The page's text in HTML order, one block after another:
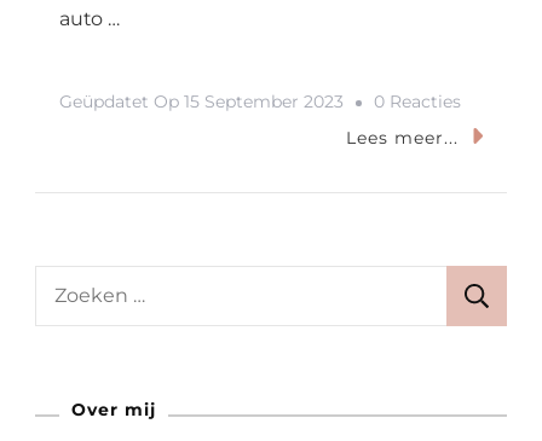
auto …
Geüpdatet Op 15 September 2023 0 ReactiesOp
Gratis
Parijs
Lees meer...
Zoeken
Over mij